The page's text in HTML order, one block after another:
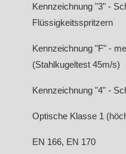
Kennzeichnung "3" -
Flüssigkeitsspritzern
Kennzeichnung "F" -
(Stahlkugeltest 45m/s)
Kennzeichnung "4" -
Optische Klasse 1
EN 166, EN 170